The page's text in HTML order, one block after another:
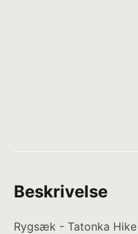
Beskrivelse
Rygsæk - Tatonka